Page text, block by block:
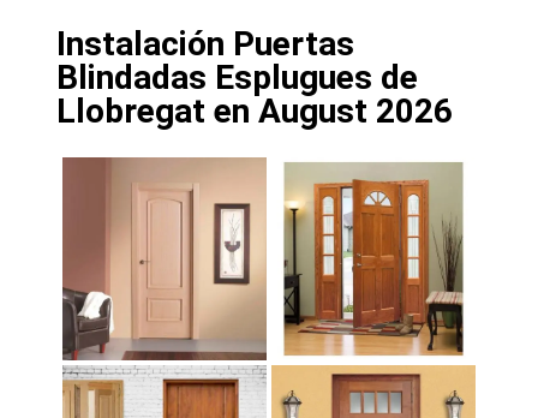
Instalación Puertas
Blindadas Esplugues de
Llobregat en August 2026